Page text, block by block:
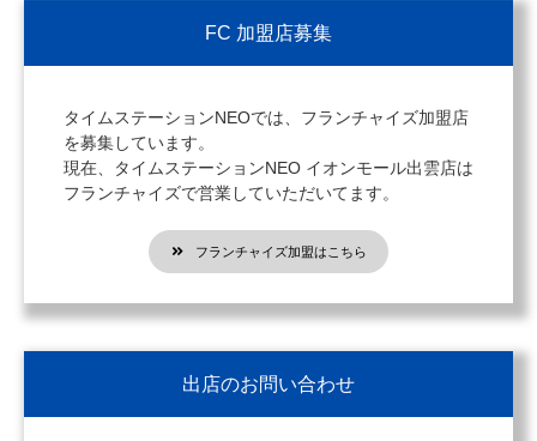
FC 加盟店募集
タイムステーションNEOでは、フランチャイズ加盟店
を募集しています。
現在、タイムステーションNEO イオンモール出雲店は
フランチャイズで営業していただいてます。
フランチャイズ加盟はこちら
出店のお問い合わせ